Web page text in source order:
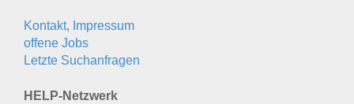
Kontakt, Impressum
offene Jobs
Letzte Suchanfragen
HELP-Netzwerk